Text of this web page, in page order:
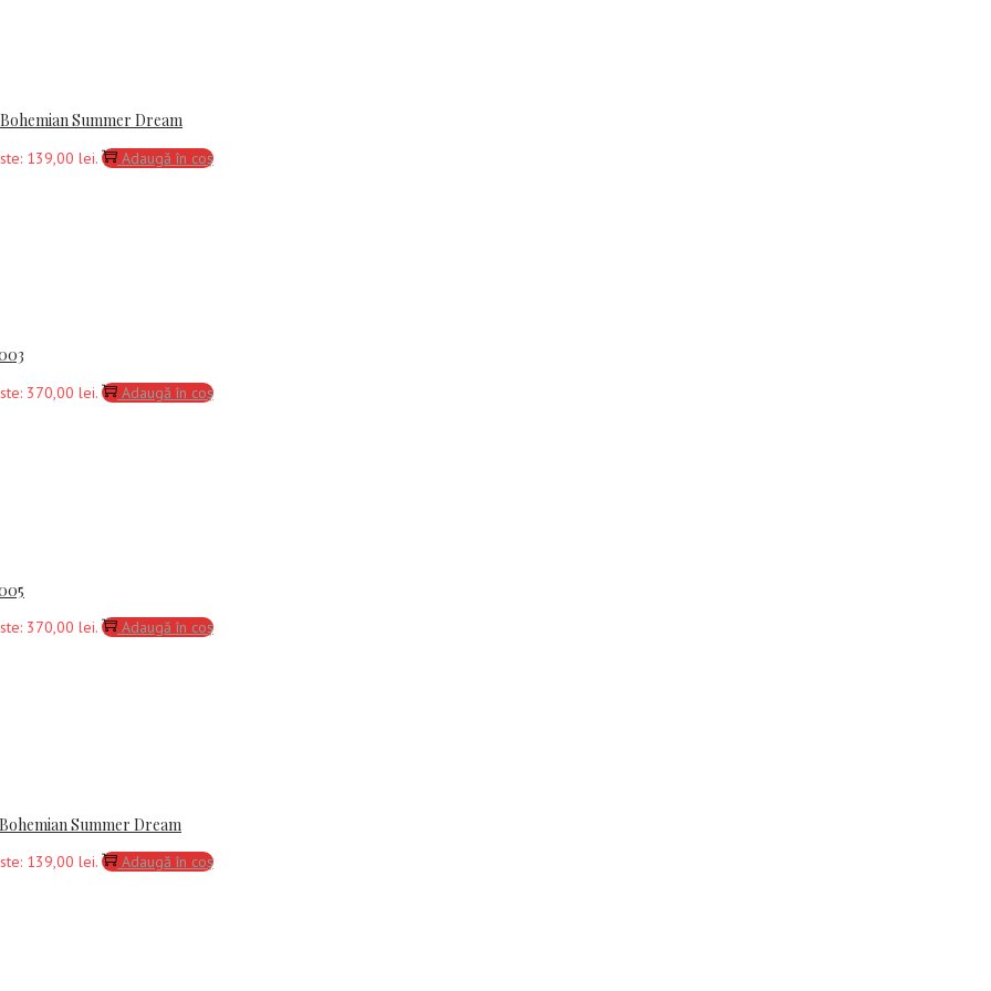
Summer Dream
139,00 lei. Adaugă în coș
370,00 lei. Adaugă în coș
370,00 lei. Adaugă în coș
Summer Dream
139,00 lei. Adaugă în coș